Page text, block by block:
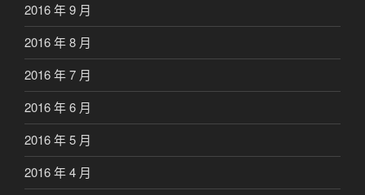
2016 年 9 月
2016 年 8 月
2016 年 7 月
2016 年 6 月
2016 年 5 月
2016 年 4 月